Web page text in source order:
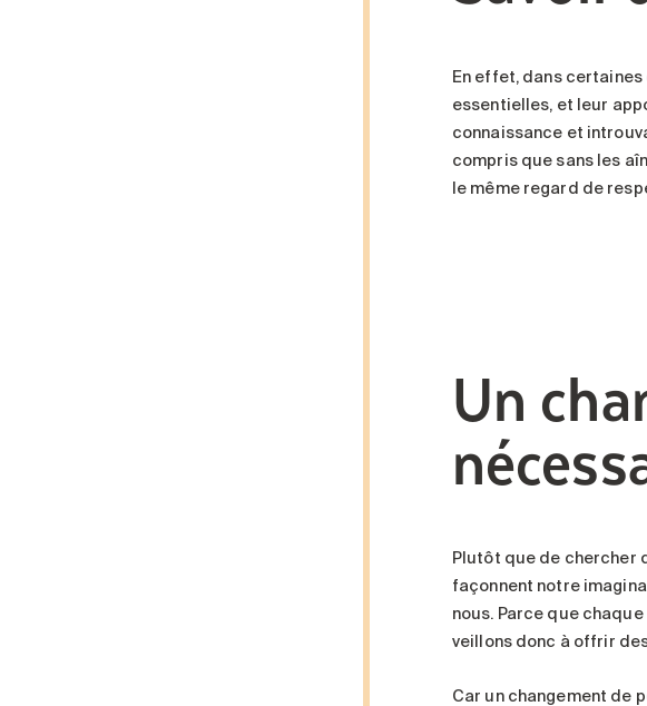
En effet, dans
essentielles, et leur
connaissance et
compris que sans les
le même regard de
Un
Plutôt que de chercher
façonnent notre
nous. Parce que
veillons donc à offrir
Car un changement de